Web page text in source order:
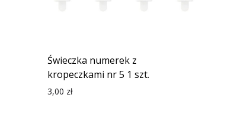
Świeczka numerek z
kropeczkami nr 5 1 szt.
3,00 zł